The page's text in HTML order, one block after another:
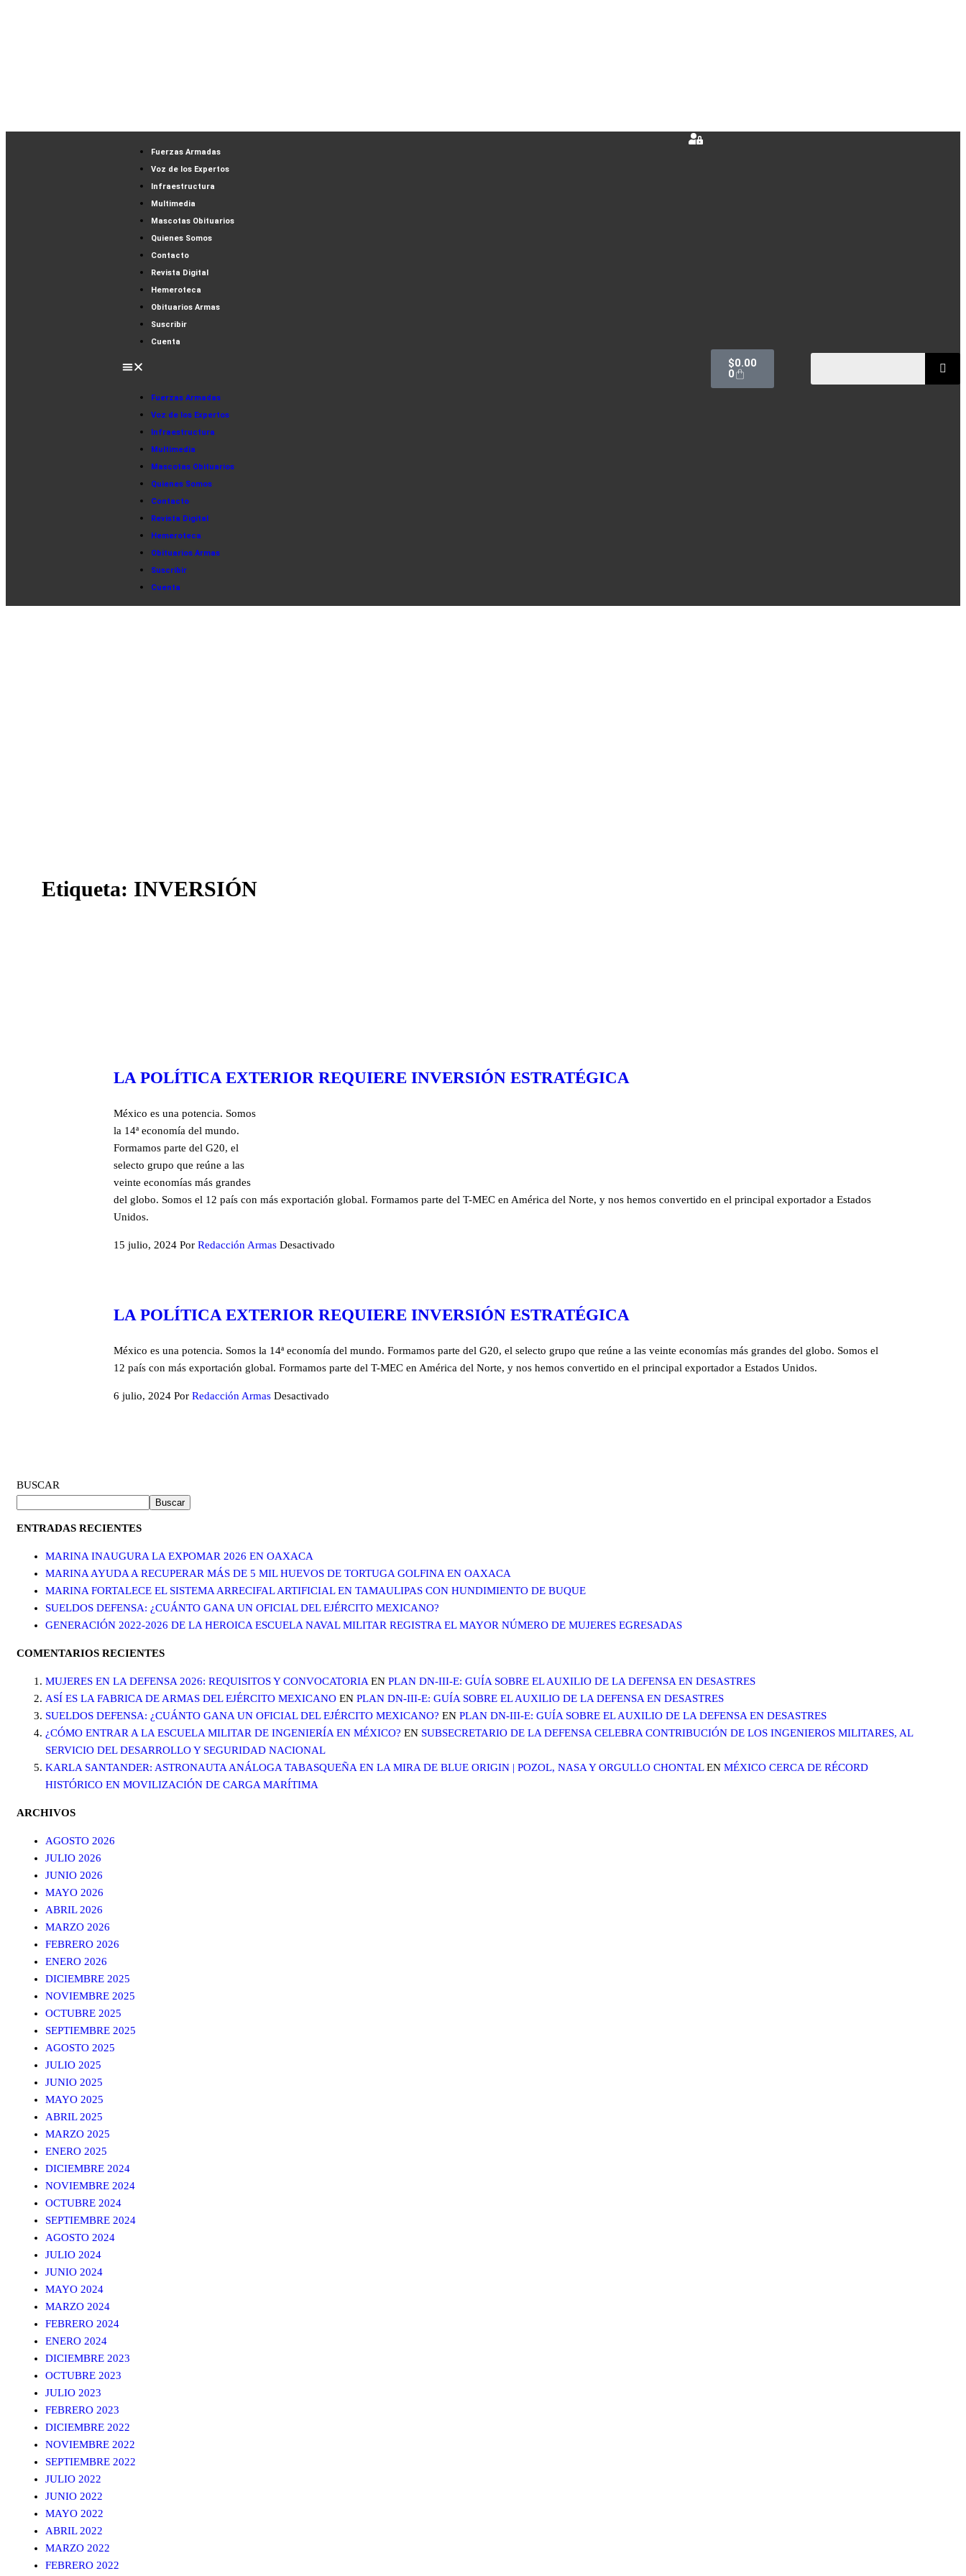
Fuerzas Armadas
Voz de los Expertos
Infraestructura
Multimedia
Mascotas Obituarios
Quienes Somos
Contacto
Revista Digital
Hemeroteca
Obituarios Armas
Suscribir
Cuenta
Fuerzas Armadas
Voz de los Expertos
Infraestructura
Multimedia
Mascotas Obituarios
Quienes Somos
Contacto
Revista Digital
Hemeroteca
Obituarios Armas
Suscribir
Cuenta
$0.00
0
Etiqueta: INVERSIÓN
LA POLÍTICA EXTERIOR REQUIERE INVERSIÓN ESTRATÉGICA
México es una potencia. Somos
la 14ª economía del mundo.
Formamos parte del G20, el
selecto grupo que reúne a las
veinte economías más grandes
del globo. Somos el 12 país con más exportación global. Formamos parte del T-MEC en América del Norte, y nos hemos convertido en el principal exportador a Estados
Unidos.
15 julio, 2024 Por Redacción Armas Desactivado
LA POLÍTICA EXTERIOR REQUIERE INVERSIÓN ESTRATÉGICA
México es una potencia. Somos la 14ª economía del mundo. Formamos parte del G20, el selecto grupo que reúne a las veinte economías más grandes del globo. Somos el
12 país con más exportación global. Formamos parte del T-MEC en América del Norte, y nos hemos convertido en el principal exportador a Estados Unidos.
6 julio, 2024 Por Redacción Armas Desactivado
BUSCAR
Buscar
ENTRADAS RECIENTES
MARINA INAUGURA LA EXPOMAR 2026 EN OAXACA
MARINA AYUDA A RECUPERAR MÁS DE 5 MIL HUEVOS DE TORTUGA GOLFINA EN OAXACA
MARINA FORTALECE EL SISTEMA ARRECIFAL ARTIFICIAL EN TAMAULIPAS CON HUNDIMIENTO DE BUQUE
SUELDOS DEFENSA: ¿CUÁNTO GANA UN OFICIAL DEL EJÉRCITO MEXICANO?
GENERACIÓN 2022-2026 DE LA HEROICA ESCUELA NAVAL MILITAR REGISTRA EL MAYOR NÚMERO DE MUJERES EGRESADAS
COMENTARIOS RECIENTES
MUJERES EN LA DEFENSA 2026: REQUISITOS Y CONVOCATORIAEN PLAN DN-III-E: GUÍA SOBRE EL AUXILIO DE LA DEFENSA EN DESASTRES
ASÍ ES LA FABRICA DE ARMAS DEL EJÉRCITO MEXICANO EN PLAN DN-III-E: GUÍA SOBRE EL AUXILIO DE LA DEFENSA EN DESASTRES
SUELDOS DEFENSA: ¿CUÁNTO GANA UN OFICIAL DEL EJÉRCITO MEXICANO? EN PLAN DN-III-E: GUÍA SOBRE EL AUXILIO DE LA DEFENSA EN DESASTRES
¿CÓMO ENTRAR A LA ESCUELA MILITAR DE INGENIERÍA EN MÉXICO? EN SUBSECRETARIO DE LA DEFENSA CELEBRA CONTRIBUCIÓN DE LOS INGENIEROS MILITARES, AL
SERVICIO DEL DESARROLLO Y SEGURIDAD NACIONAL
KARLA SANTANDER: ASTRONAUTA ANÁLOGA TABASQUEÑA EN LA MIRA DE BLUE ORIGIN | POZOL, NASA Y ORGULLO CHONTALEN MÉXICO CERCA DE RÉCORD
HISTÓRICO EN MOVILIZACIÓN DE CARGA MARÍTIMA
ARCHIVOS
AGOSTO 2026
JULIO 2026
JUNIO 2026
MAYO 2026
ABRIL 2026
MARZO 2026
FEBRERO 2026
ENERO 2026
DICIEMBRE 2025
NOVIEMBRE 2025
OCTUBRE 2025
SEPTIEMBRE 2025
AGOSTO 2025
JULIO 2025
JUNIO 2025
MAYO 2025
ABRIL 2025
MARZO 2025
ENERO 2025
DICIEMBRE 2024
NOVIEMBRE 2024
OCTUBRE 2024
SEPTIEMBRE 2024
AGOSTO 2024
JULIO 2024
JUNIO 2024
MAYO 2024
MARZO 2024
FEBRERO 2024
ENERO 2024
DICIEMBRE 2023
OCTUBRE 2023
JULIO 2023
FEBRERO 2023
DICIEMBRE 2022
NOVIEMBRE 2022
SEPTIEMBRE 2022
JULIO 2022
JUNIO 2022
MAYO 2022
ABRIL 2022
MARZO 2022
FEBRERO 2022